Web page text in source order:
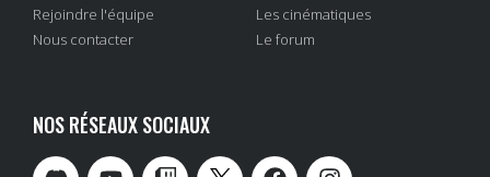
Rejoindre l'équipe
Nous contacter
Les cinématiques
Le forum
NOS RÉSEAUX SOCIAUX